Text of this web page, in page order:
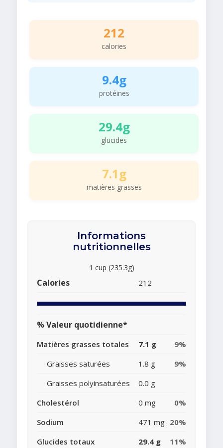
212
calories
9.4g
protéines
29.4g
glucides
7.1g
matières grasses
Informations
nutritionnelles
1 cup (235.3g)
Calories 212
% Valeur quotidienne*
Matières grasses totales 7.1 g
9%
Graisses saturées
1.8 g
9%
Graisses polyinsaturées
0.0 g
Cholestérol
0 mg
0%
Sodium
471 mg 20%
Glucides totaux
29.4 g 11%